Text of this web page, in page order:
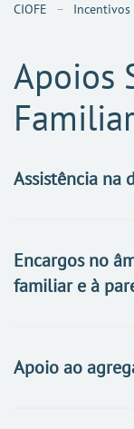
CIOFE Incentivos
Apoios
Assistência na
Encargos no
familiar e à
Apoio ao